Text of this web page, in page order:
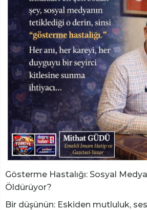
​Gösterme Hastalığı: Sosyal
Öldürüyor?
​Bir düşünün: Eskiden mutluluk,